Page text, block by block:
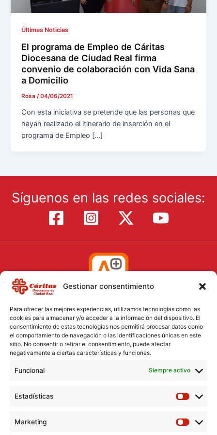
Gestionar consentimiento
Para ofrecer las mejores experiencias, utilizamos tecnologías como las
cookies para almacenar y/o acceder a la información del dispositivo. El
consentimiento de estas tecnologías nos permitirá procesar datos como
el comportamiento de navegación o las identificaciones únicas en este
sitio. No consentir o retirar el consentimiento, puede afectar
negativamente a ciertas características y funciones.
Funcional Siempre activo
Estadísticas
Marketing
Últimas Noticias
El programa de Empleo de Cáritas
Diocesana de Ciudad Real firma
convenio de colaboración con Vida Sana
a Domicilio
Rosa /04/06/2021
Con esta iniciativa se pretende que las personas que
hayan realizado el itinerario de inserción en el
programa de Empleo […]
Síguenos en las redes sociales:
Aviso Legal
Política de Cookies